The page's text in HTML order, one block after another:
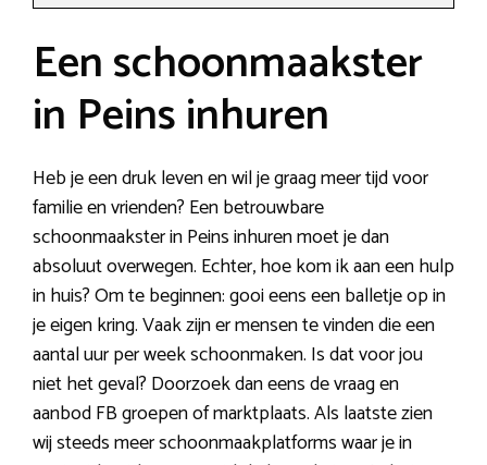
Een schoonmaakster
in Peins inhuren
Heb je een druk leven en wil je graag meer tijd voor
familie en vrienden? Een betrouwbare
schoonmaakster in Peins inhuren moet je dan
absoluut overwegen. Echter, hoe kom ik aan een hulp
in huis? Om te beginnen: gooi eens een balletje op in
je eigen kring. Vaak zijn er mensen te vinden die een
aantal uur per week schoonmaken. Is dat voor jou
niet het geval? Doorzoek dan eens de vraag en
aanbod FB groepen of marktplaats. Als laatste zien
wij steeds meer schoonmaakplatforms waar je in